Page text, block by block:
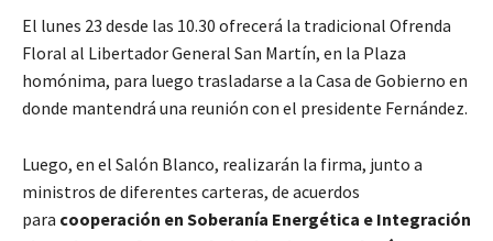
El lunes 23 desde las 10.30 ofrecerá la tradicional Ofrenda
Floral al Libertador General San Martín, en la Plaza
homónima, para luego trasladarse a la Casa de Gobierno en
donde mantendrá una reunión con el presidente Fernández.
Luego, en el Salón Blanco, realizarán la firma, junto a
ministros de diferentes carteras, de acuerdos
para cooperación en Soberanía Energética e Integración